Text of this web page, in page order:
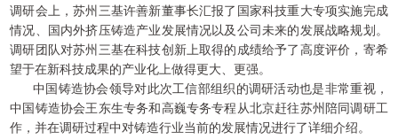
调研会上，苏州三基许善新董事长汇报了国家科技重大专项实施完成
情况、国内外挤压铸造产业发展情况以及公司未来的发展战略规划。
调研团队对苏州三基在科技创新上取得的成绩给予了高度评价，寄希
望于在新科技成果的产业化上做得更大、更强。
中国铸造协会领导对此次工信部组织的调研活动也是非常重视，
中国铸造协会王东生专务和高巍专务专程从北京赶往苏州陪同调研工
作，并在调研过程中对铸造行业当前的发展情况进行了详细介绍。